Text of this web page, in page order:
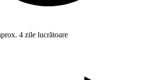
4 zile lucrătoare